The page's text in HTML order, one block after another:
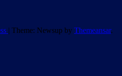
Theme: Newsup by Themeansar.